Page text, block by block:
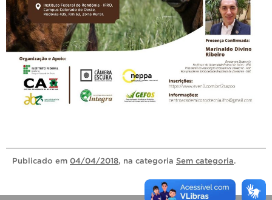
Publicado em 04/04/2018, na categoria Sem categoria.